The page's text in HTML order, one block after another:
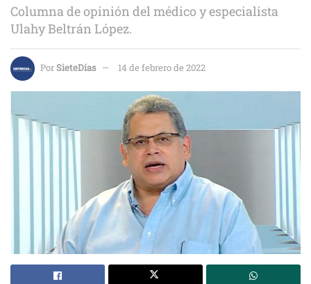
Columna de opinión del médico y especialista
Ulahy Beltrán López.
PorSieteDías 14 de febrero de 2022